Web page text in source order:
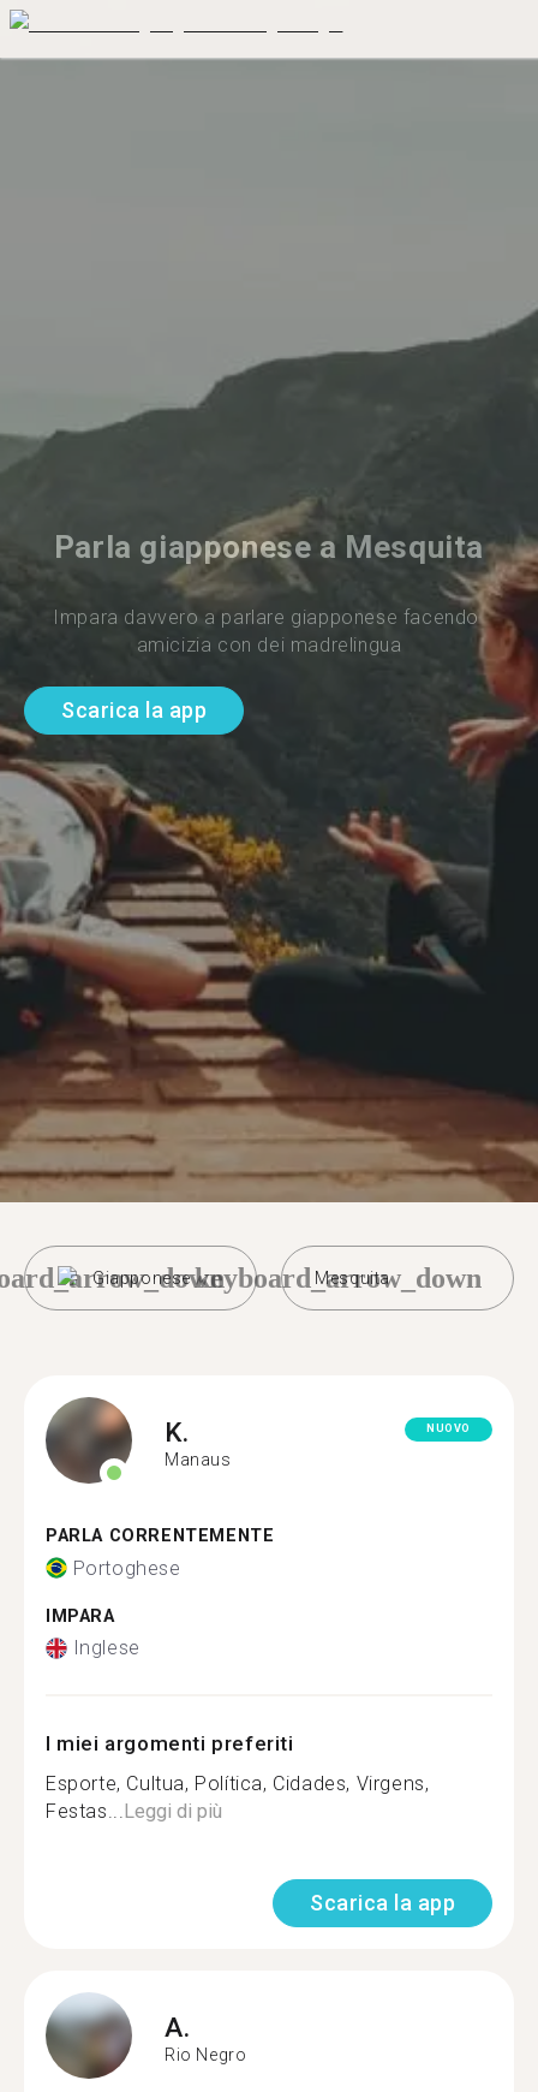
Parla giapponese a Mesquita
Impara davvero a parlare giapponese facendo
amicizia con dei madrelingua
Scarica la app
Giapponese Mesquita
keyboard_arrow_down
K.
Manaus
NUOVO
PARLA CORRENTEMENTE
Portoghese
IMPARA
Inglese
I miei argomenti preferiti
Esporte, Cultua, Política, Cidades, Virgens,
Festas...Leggi di più
Scarica la app
A.
Rio Negro